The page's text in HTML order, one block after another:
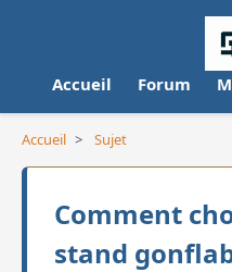
Accueil Forum
Accueil > Sujet
Comment
stand